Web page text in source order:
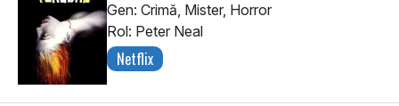
Gen: Crimă, Mister, Horror
Rol: Peter Neal
Netflix